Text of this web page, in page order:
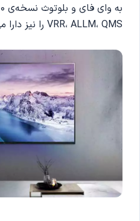
VRR، ALLM، QMS را نیز دارا می‌باشد.